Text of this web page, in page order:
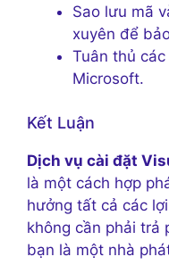
Sao lưu mã
xuyên để
Tuân thủ
Microsoft.
Kết Luận
Dịch vụ cài đặt
là một cách hợp
hưởng tất cả các
không cần phải trả
bạn là một nhà